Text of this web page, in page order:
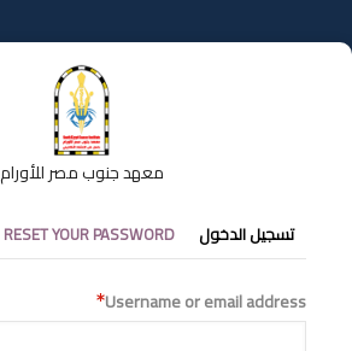
إلى
المحتوى
معهد جنوب مصر للأورام
التبويبات
الأساسية
تسجيل الدخول RESET YOUR PASSWORD
Username or email address